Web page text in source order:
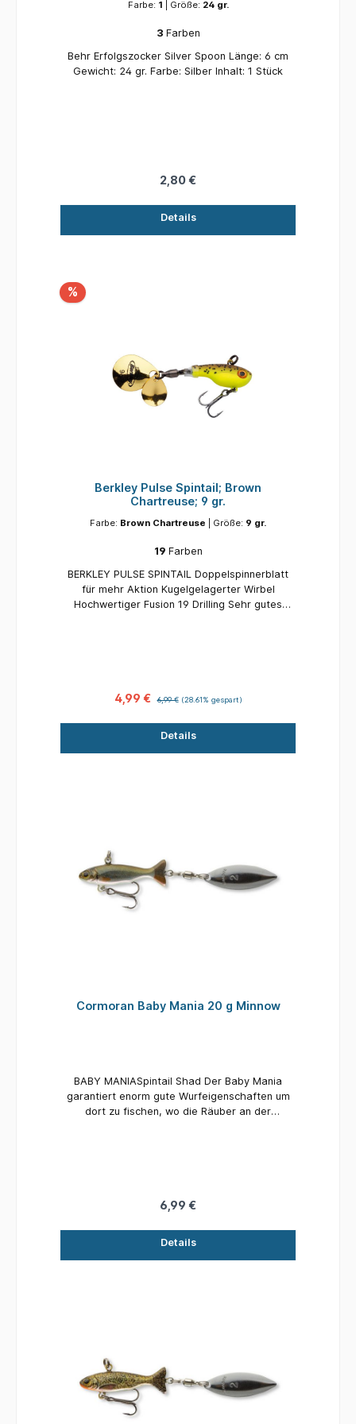
Farbe: 1 | Größe: 24 gr.
3 Farben
Behr Erfolgszocker Silver Spoon Länge: 6 cm
Gewicht: 24 gr. Farbe: Silber Inhalt: 1 Stück
2,80 €
Details
%
Berkley Pulse Spintail; Brown
Chartreuse; 9 gr.
Farbe: Brown Chartreuse | Größe: 9 gr.
19 Farben
BERKLEY PULSE SPINTAIL Doppelspinnerblatt
für mehr Aktion Kugelgelagerter Wirbel
Hochwertiger Fusion 19 Drilling Sehr gutes
4,99 € 6,99 € (28.61% gespart)
Details
Cormoran Baby Mania 20 g Minnow
BABY MANIASpintail Shad Der Baby Mania
garantiert enorm gute Wurfeigenschaften um
dort zu fischen, wo die Räuber an der
6,99 €
Details